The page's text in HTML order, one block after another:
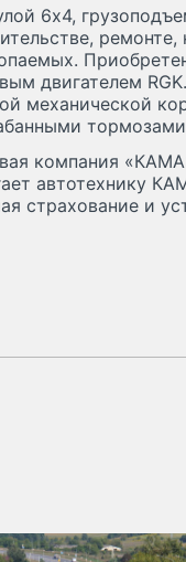
6х4,
двигателем
механической
компания
автотехнику
страхование и